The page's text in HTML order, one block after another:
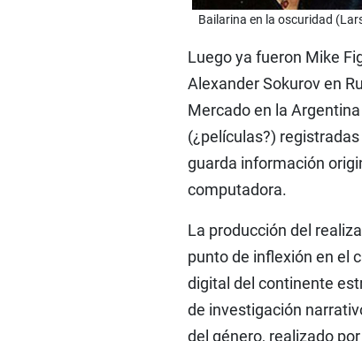
Bailarina en la oscuridad
Luego ya fueron Mike
Alexander Sokurov en
Mercado en la
(¿películas?)
guarda información
computadora.
La producción del
punto de inflexión en el
digital del continente
de investigación
del género, realizado